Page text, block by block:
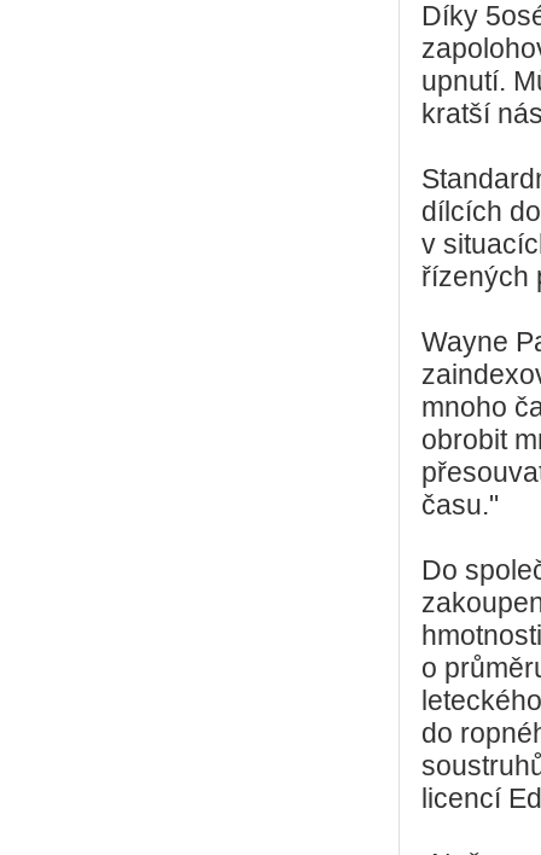
Díky
upnutí.
kratší
dílcích
v
řízených
Wayne
mnoho
obrobit
času."
Do
o
do
licencí